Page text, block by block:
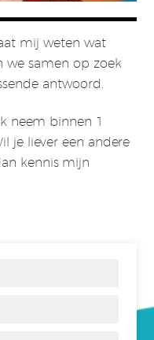
mij weten wat
we samen op zoek
antwoord.
neem binnen 1
je liever een andere
kennis mijn